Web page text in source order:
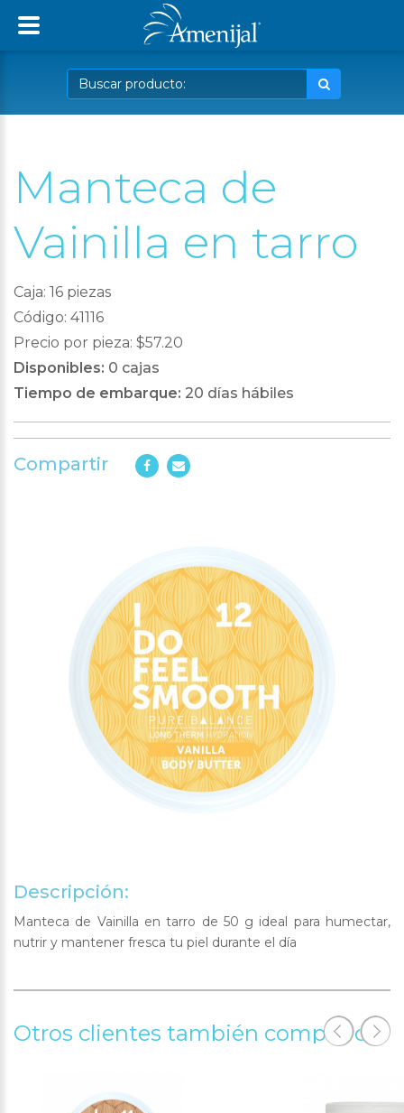
Manteca de
Vainilla en tarro
Caja: 16 piezas
Código: 41116
Precio por pieza: $57.20
Disponibles: 0 cajas
Tiempo de embarque: 20 días hábiles
Compartir
Descripción:
Manteca de Vainilla en tarro de 50 g ideal para humectar,
nutrir y mantener fresca tu piel durante el día
Otros clientes también compraron